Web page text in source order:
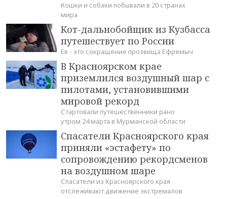
Кошки и собаки побывали в 20 странах
мира
Кот-дальнобойщик из Кузбасса
путешествует по России
Ев - это сокращение прозвища Ефремыч
В Красноярском крае
приземлился воздушный шар с
пилотами, установившими
мировой рекорд
Стартовали путешественники рано
утром 24 марта в Мурманской области
Спасатели Красноярского края
приняли «эстафету» по
сопровождению рекордсменов
на воздушном шаре
Спасатели из Красноярского края
отслеживают движение экстремалов